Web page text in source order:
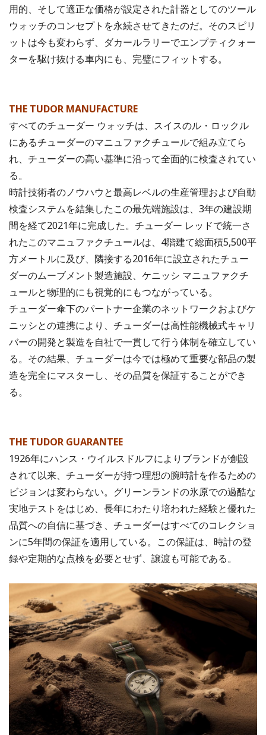
用的、そして適正な価格が設定された計器としてのツール
ウォッチのコンセプトを永続させてきたのだ。そのスピリ
ットは今も変わらず、ダカールラリーでエンプティクォー
ターを駆け抜ける車内にも、完璧にフィットする。
THE TUDOR MANUFACTURE
すべてのチューダー ウォッチは、スイスのル・ロックル
にあるチューダーのマニュファクチュールで組み立てら
れ、チューダーの高い基準に沿って全面的に検査されてい
る。
時計技術者のノウハウと最高レベルの生産管理および自動
検査システムを結集したこの最先端施設は、3年の建設期
間を経て2021年に完成した。チューダー レッドで統一さ
れたこのマニュファクチュールは、4階建て総面積5,500平
方メートルに及び、隣接する2016年に設立されたチュー
ダーのムーブメント製造施設、ケニッシ マニュファクチ
ュールと物理的にも視覚的にもつながっている。
チューダー傘下のパートナー企業のネットワークおよびケ
ニッシとの連携により、チューダーは高性能機械式キャリ
バーの開発と製造を自社で一貫して行う体制を確立してい
る。その結果、チューダーは今では極めて重要な部品の製
造を完全にマスターし、その品質を保証することができ
る。
THE TUDOR GUARANTEE
1926年にハンス・ウイルスドルフによりブランドが創設
されて以来、チューダーが持つ理想の腕時計を作るための
ビジョンは変わらない。グリーンランドの氷原での過酷な
実地テストをはじめ、長年にわたり培われた経験と優れた
品質への自信に基づき、チューダーはすべてのコレクショ
ンに5年間の保証を適用している。この保証は、時計の登
録や定期的な点検を必要とせず、譲渡も可能である。